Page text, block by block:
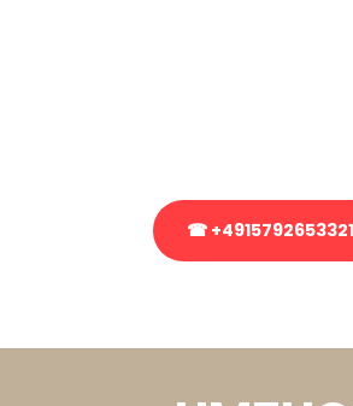
☎ +4915792653321